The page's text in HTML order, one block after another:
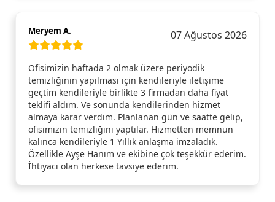
Meryem A. 07 Ağustos 2026
Ofisimizin haftada 2 olmak üzere periyodik
temizliğinin yapılması için kendileriyle iletişime
geçtim kendileriyle birlikte 3 firmadan daha fiyat
teklifi aldım. Ve sonunda kendilerinden hizmet
almaya karar verdim. Planlanan gün ve saatte gelip,
ofisimizin temizliğini yaptılar. Hizmetten memnun
kalınca kendileriyle 1 Yıllık anlaşma imzaladık.
Özellikle Ayşe Hanım ve ekibine çok teşekkür ederim.
İhtiyacı olan herkese tavsiye ederim.